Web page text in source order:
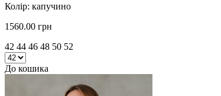
Колір: капучино
1560.00 грн
42 44 46 48 50 52
До кошика